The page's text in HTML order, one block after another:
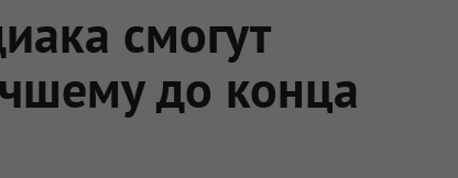
смогут
до конца